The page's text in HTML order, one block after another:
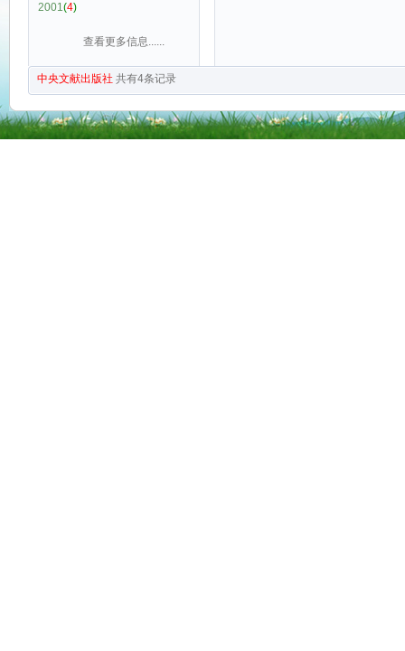
2001(4)
查看更多信息......
中央文献出版社 共有4条记录